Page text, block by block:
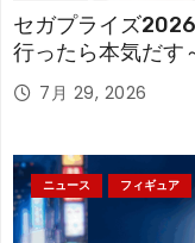
セガプライズ
行ったら本気だす
アが登場！
7月 29, 2026
ニュース フィギュア